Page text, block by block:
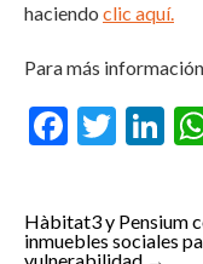
haciendo clic aquí.
Para más
Hàbitat3 y Pensium
inmuebles sociales